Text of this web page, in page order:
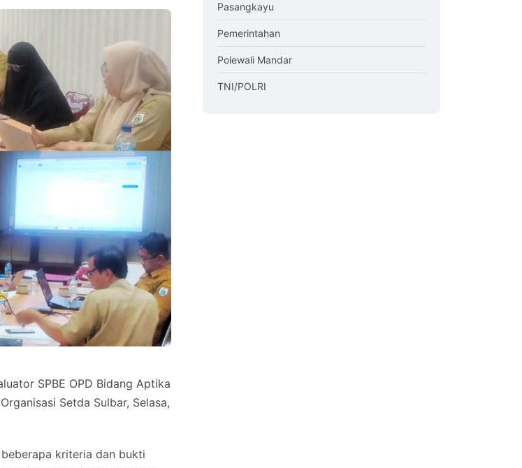
SPBE OPD Bidang Aptika
Setda Sulbar, Selasa,
kriteria dan bukti
Pasangkayu
Pemerintahan
Polewali Mandar
TNI/POLRI